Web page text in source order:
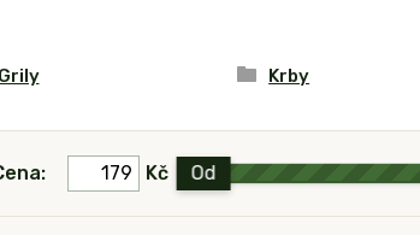
Grily Krby
Kč Od